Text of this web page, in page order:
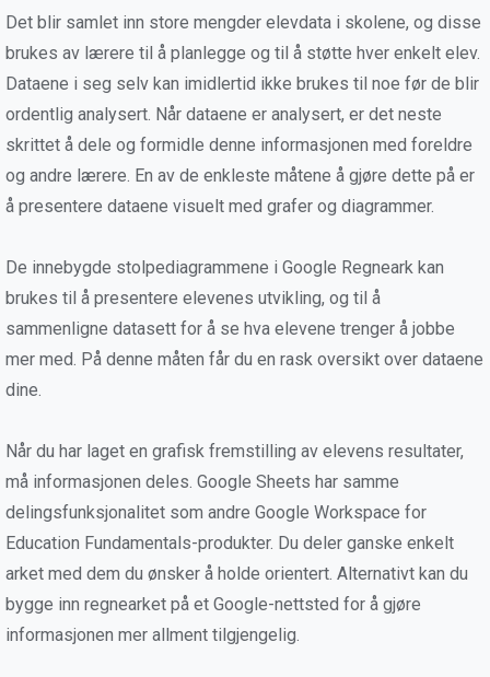
Det blir samlet inn store mengder elevdata i skolene, og disse
brukes av lærere til å planlegge og til å støtte hver enkelt elev.
Dataene i seg selv kan imidlertid ikke brukes til noe før de blir
ordentlig analysert. Når dataene er analysert, er det neste
skrittet å dele og formidle denne informasjonen med foreldre
og andre lærere. En av de enkleste måtene å gjøre dette på er
å presentere dataene visuelt med grafer og diagrammer.
De innebygde stolpediagrammene i Google Regneark kan
brukes til å presentere elevenes utvikling, og til å
sammenligne datasett for å se hva elevene trenger å jobbe
mer med. På denne måten får du en rask oversikt over dataene
dine.
Når du har laget en grafisk fremstilling av elevens resultater,
må informasjonen deles. Google Sheets har samme
delingsfunksjonalitet som andre Google Workspace for
Education Fundamentals-produkter. Du deler ganske enkelt
arket med dem du ønsker å holde orientert. Alternativt kan du
bygge inn regnearket på et Google-nettsted for å gjøre
informasjonen mer allment tilgjengelig.